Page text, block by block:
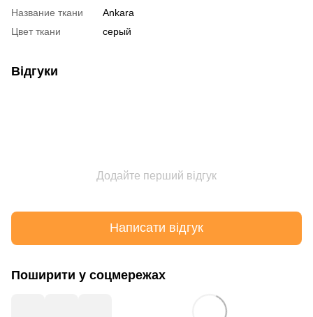
Название ткани
Ankara
Цвет ткани
серый
Відгуки
Додайте перший відгук
Написати відгук
Поширити у соцмережах